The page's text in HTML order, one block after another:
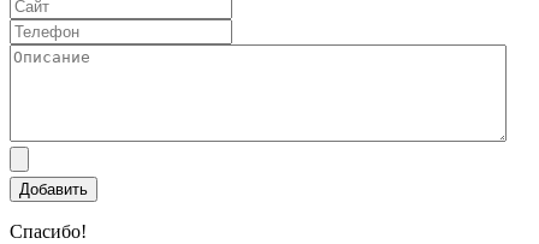
Спасибо!